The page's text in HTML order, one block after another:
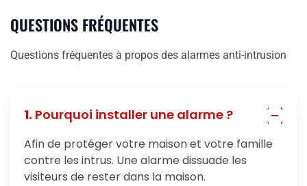
QUESTIONS FRÉQUENTES
Questions fréquentes à propos des alarmes anti-intrusion
1. Pourquoi installer une alarme ?
Afin de protéger votre maison et votre famille
contre les intrus. Une alarme dissuade les
visiteurs de rester dans la maison.